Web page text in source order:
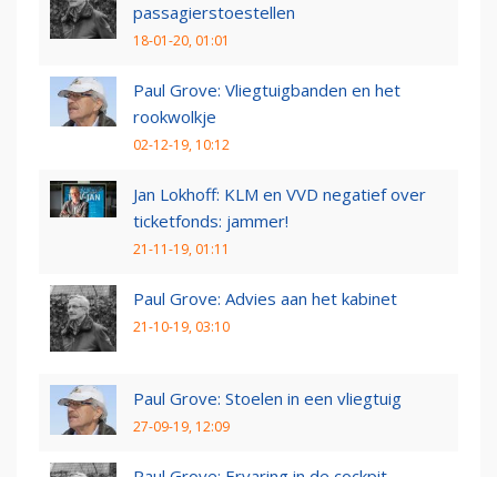
passagierstoestellen
18-01-20, 01:01
Paul Grove: Vliegtuigbanden en het
rookwolkje
02-12-19, 10:12
Jan Lokhoff: KLM en VVD negatief over
ticketfonds: jammer!
21-11-19, 01:11
Paul Grove: Advies aan het kabinet
21-10-19, 03:10
Paul Grove: Stoelen in een vliegtuig
27-09-19, 12:09